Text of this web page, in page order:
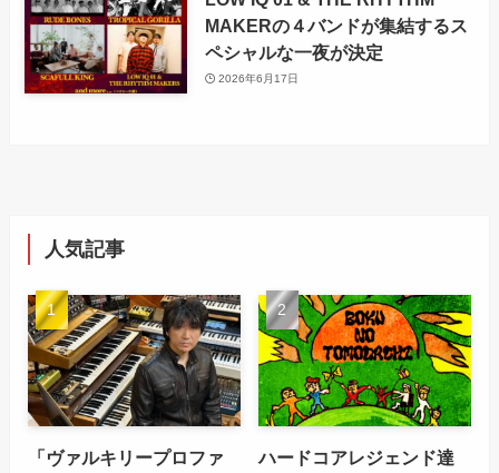
MAKERの４バンドが集結するス
ペシャルな一夜が決定
2026年6月17日
人気記事
「ヴァルキリープロファ
ハードコアレジェンド達